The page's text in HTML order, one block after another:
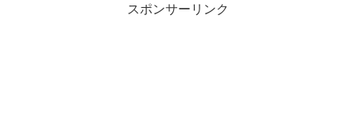
スポンサーリンク